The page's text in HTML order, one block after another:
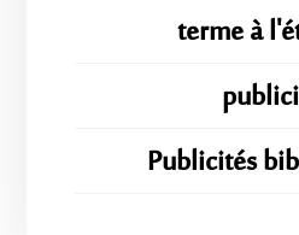
terme à
Publicités